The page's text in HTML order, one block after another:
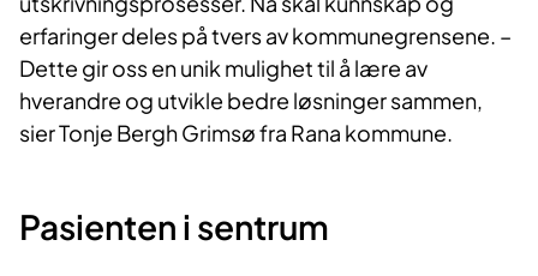
erfaringer deles på tvers av kommunegrensene. –
Dette gir oss en unik mulighet til å lære av
hverandre og utvikle bedre løsninger sammen,
sier Tonje Bergh Grimsø fra Rana kommune.
Pasienten i sentrum